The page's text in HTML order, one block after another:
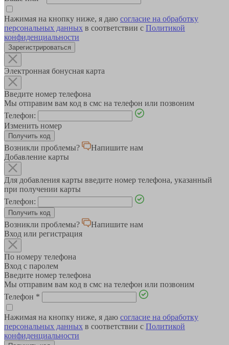
Нажимая на кнопку ниже, я даю согласие на обработку
персональных данных в соответствии с Политикой
конфиденциальности
Зарегистрироваться
Электронная бонусная карта
Введите номер телефона
Мы отправим вам код в смс на телефон или позвоним
Телефон:
Изменить номер
Возникли проблемы?
Напишите нам
Добавление карты
Для добавления карты введите номер телефона, указанный
при получении карты
Телефон:
Возникли проблемы?
Напишите нам
Вход или регистрация
По номеру телефона
Вход с паролем
Введите номер телефона
Мы отправим вам код в смс на телефон или позвоним
Телефон *
Нажимая на кнопку ниже, я даю согласие на обработку
персональных данных в соответствии с Политикой
конфиденциальности